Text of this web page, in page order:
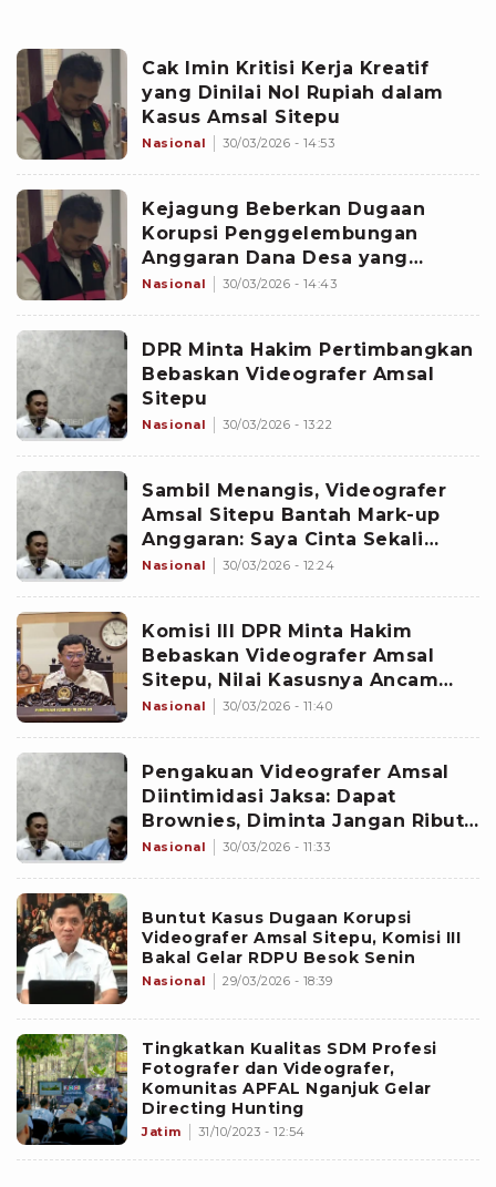
Cak Imin Kritisi Kerja Kreatif
yang Dinilai Nol Rupiah dalam
Kasus Amsal Sitepu
Nasional 30/03/2026 - 14:53
Kejagung Beberkan Dugaan
Korupsi Penggelembungan
Anggaran Dana Desa yang
Dilakukan Amsal Sitepu
Nasional 30/03/2026 - 14:43
DPR Minta Hakim Pertimbangkan
Bebaskan Videografer Amsal
Sitepu
Nasional 30/03/2026 - 13:22
Sambil Menangis, Videografer
Amsal Sitepu Bantah Mark-up
Anggaran: Saya Cinta Sekali
Tanah Karo
Nasional 30/03/2026 - 12:24
Komisi III DPR Minta Hakim
Bebaskan Videografer Amsal
Sitepu, Nilai Kasusnya Ancam
Industri Kreatif
Nasional 30/03/2026 - 11:40
Pengakuan Videografer Amsal
Diintimidasi Jaksa: Dapat
Brownies, Diminta Jangan Ribut
di Medsos
Nasional 30/03/2026 - 11:33
Buntut Kasus Dugaan Korupsi
Videografer Amsal Sitepu, Komisi III
Bakal Gelar RDPU Besok Senin
Nasional 29/03/2026 - 18:39
Tingkatkan Kualitas SDM Profesi
Fotografer dan Videografer,
Komunitas APFAL Nganjuk Gelar
Directing Hunting
Jatim 31/10/2023 - 12:54